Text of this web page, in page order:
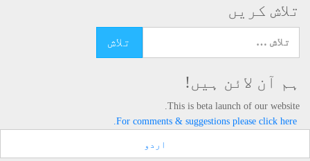
تلاش کریں
ہم آن لائن ہیں!
This is beta launch of our website.
For comments & suggestions please click here.
اردو